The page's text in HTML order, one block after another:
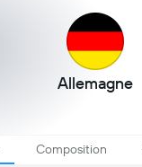
Allemagne
Composition